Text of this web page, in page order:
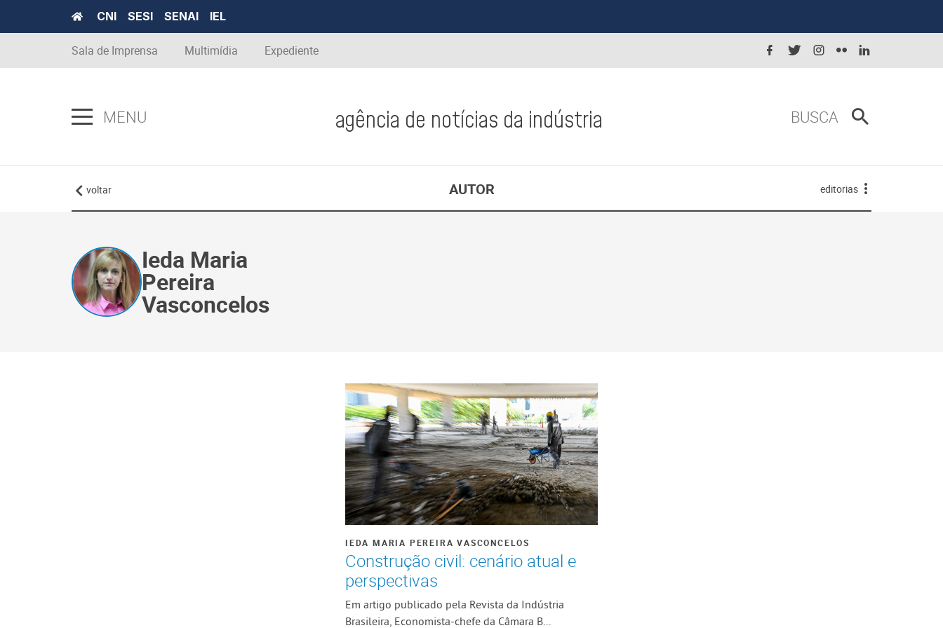
CNI SESI SENAI IEL
Sala de Imprensa Multimídia Expediente
MENU agência de notícias da indústria BUSCA
voltar AUTOR editorias
Ieda Maria
Pereira
Vasconcelos
IEDA MARIA PEREIRA VASCONCELOS
Construção civil: cenário atual e
perspectivas
Em artigo publicado pela Revista da Indústria
Brasileira, Economista-chefe da Câmara B...